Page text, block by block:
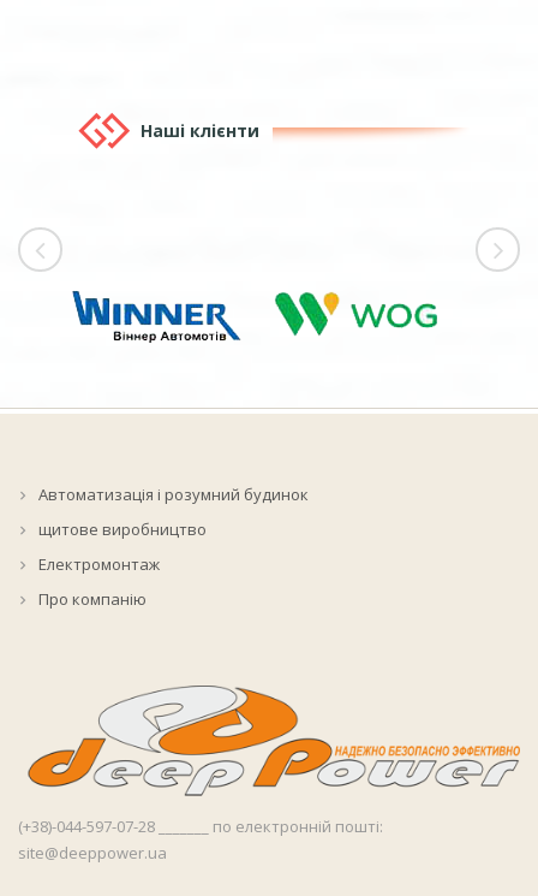
Наші клієнти
Автоматизація і розумний будинок
щитове виробництво
Електромонтаж
Про компанію
(+38)-044-597-07-28 _______ по електронній пошті:
site@deeppower.ua